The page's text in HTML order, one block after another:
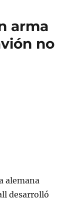
arma
no
alemana
desarrolló